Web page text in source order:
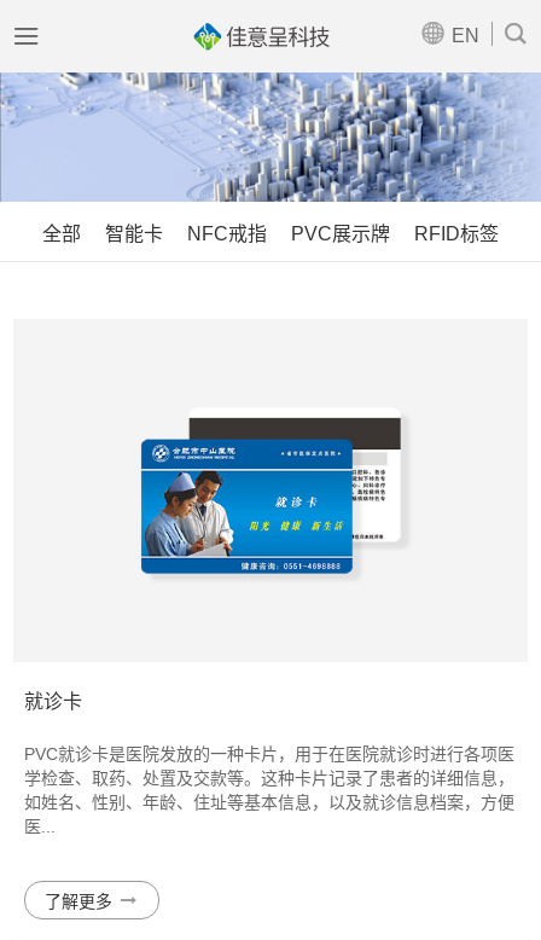
  EN 
全部 智能卡 NFC戒指 PVC展示牌 RFID标签
就诊卡
PVC就诊卡是医院发放的一种卡片，用于在医院就诊时进行各项医
学检查、取药、处置及交款等。这种卡片记录了患者的详细信息，
如姓名、性别、年龄、住址等基本信息，以及就诊信息档案，方便
医...
了解更多 